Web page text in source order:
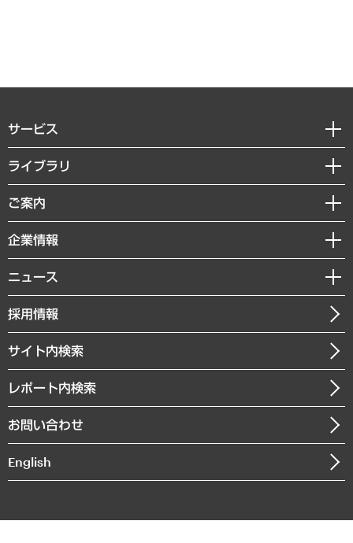
サービス
経営戦略
組織・人事戦略
デジタルイノベーション
共生・ダイバーシティ
GRC（ガバナンス・リスク・コンプライアンス）・防災（政策）
経済・産業・雇用・労働
まちづくり・観光・交通・スポーツ・スマートシティ
自然資源・農林水産業・食料システム
ライブラリ
経済調査
レポート
コラム
経営用語集
受託・受注実績（官公庁関連）
メディア掲載・出演
ご案内
セミナー・イベント情報
MUFGビジネスセミナー
受託案件情報
企業情報
私たちの想い
社長メッセージ
会社概要
沿革
組織図・本部部室紹介
インドネシア現地法人
個人情報保護方針
ニュース
ニュースリリース
お知らせ
採用情報
サイト内検索
レポート内検索
お問い合わせ
English